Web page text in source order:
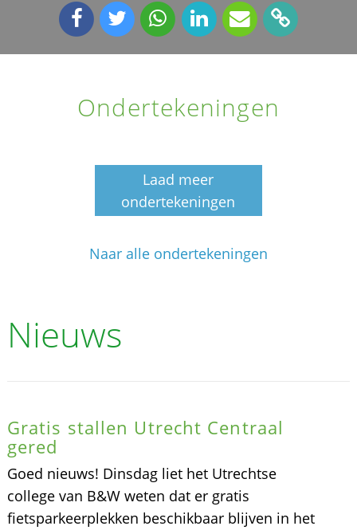
Ondertekeningen
Laad meer
ondertekeningen
Naar alle ondertekeningen
Nieuws
Gratis stallen Utrecht Centraal
gered
Goed nieuws! Dinsdag liet het Utrechtse
college van B&W weten dat er gratis
fietsparkeerplekken beschikbaar blijven in het